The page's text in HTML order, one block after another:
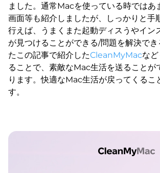
ました。通常Macを使っている時ではあ
画面等も紹介しましたが、しっかりと手
行えば、うまくまた起動ディスうやイン
が見つけることができる/問題を解決でき
たこの記事で紹介したCleanMyMacな
ることで、素敵なMac生活を送ることが
ります。快適なMac生活が戻ってくるこ
す。